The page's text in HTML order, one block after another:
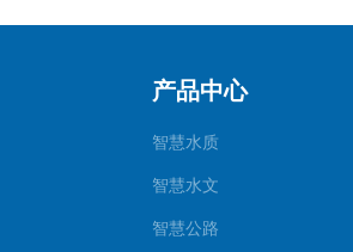
产品中心
智慧水质
智慧水文
智慧公路